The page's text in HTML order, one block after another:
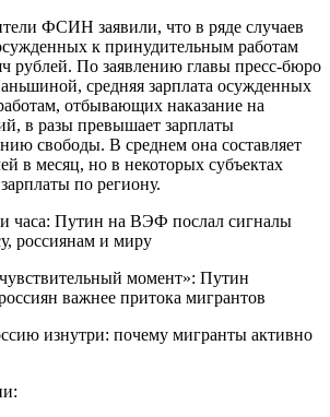
ФСИН заявили, что в ряде случаев
к принудительным работам
рублей. По заявлению главы пресс-бюро
средняя зарплата осужденных
отбывающих наказание на
в разы превышает зарплаты
свободы. В среднем она составляет
в месяц, но в некоторых субъектах
по региону.
часа: Путин на ВЭФ послал сигналы
россиянам и миру
момент»: Путин
важнее притока мигрантов
изнутри: почему мигранты активно